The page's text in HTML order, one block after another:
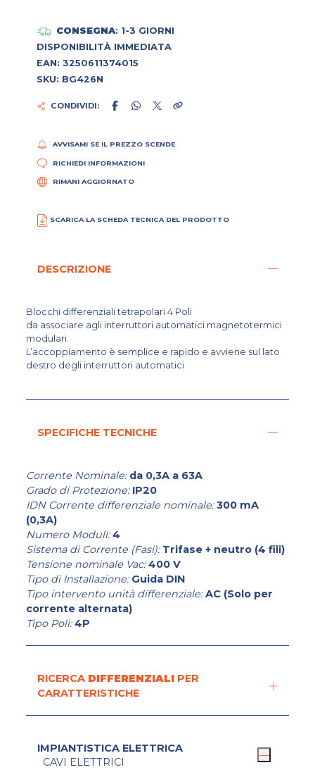
CONSEGNA: 1-3 GIORNI
DISPONIBILITÀ IMMEDIATA
EAN: 3250611374015
SKU: BG426N
CONDIVIDI:
AVVISAMI SE IL PREZZO SCENDE
RICHIEDI INFORMAZIONI
RIMANI AGGIORNATO
SCARICA LA SCHEDA TECNICA DEL PRODOTTO
DESCRIZIONE
Blocchi differenziali tetrapolari 4 Poli
da associare agli interruttori automatici magnetotermici
modulari.
L’accoppiamento è semplice e rapido e avviene sul lato
destro degli interruttori automatici
SPECIFICHE TECNICHE
Corrente Nominale: da 0,3A a 63A
Grado di Protezione: IP20
IDN Corrente differenziale nominale: 300 mA
(0,3A)
Numero Moduli: 4
Sistema di Corrente (Fasi): Trifase + neutro (4 fili)
Tensione nominale Vac: 400 V
Tipo di Installazione: Guida DIN
Tipo intervento unità differenziale: AC (Solo per
corrente alternata)
Tipo Poli: 4P
RICERCA DIFFERENZIALI PER
CARATTERISTICHE
IMPIANTISTICA ELETTRICA
CAVI ELETTRICI